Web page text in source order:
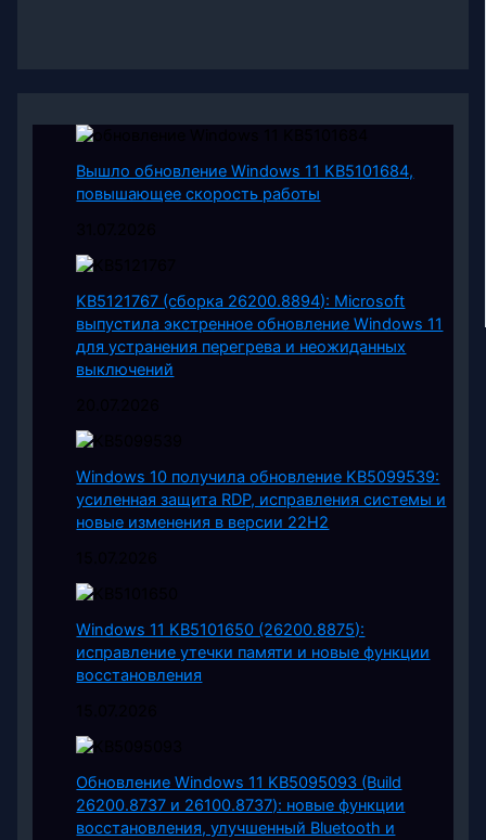
Вышло обновление Windows 11 KB5101684,
повышающее скорость работы
KB5121767 (сборка 26200.8894): Microsoft
выпустила экстренное обновление Windows 11
для устранения перегрева и неожиданных
выключений
Windows 10 получила обновление KB5099539:
усиленная защита RDP, исправления системы и
новые изменения в версии 22H2
Windows 11 KB5101650 (26200.8875):
исправление утечки памяти и новые функции
восстановления
Обновление Windows 11 KB5095093 (Build
26200.8737 и 26100.8737): новые функции
восстановления, улучшенный Bluetooth и